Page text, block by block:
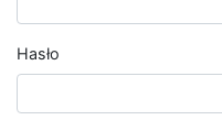
Hasło